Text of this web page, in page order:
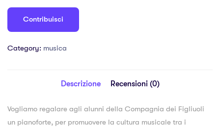
Contribuisci
Category: musica
Descrizione Recensioni (0)
Vogliamo regalare agli alunni della Compagnia dei Figliuoli
un pianoforte, per promuovere la cultura musicale tra i